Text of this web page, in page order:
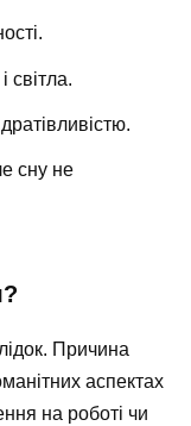
світла.
сну не
Причина
аспектах
на роботі чи